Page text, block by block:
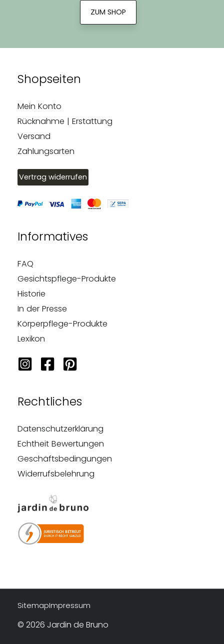
ZUM SHOP
Shopseiten
Mein Konto
Rücknahme | Erstattung
Versand
Zahlungsarten
Vertrag widerrufen
Informatives
FAQ
Gesichtspflege-Produkte
Historie
In der Presse
Körperpflege-Produkte
Lexikon
Rechtliches
Datenschutzerklärung
Echtheit Bewertungen
Geschäftsbedingungen
Widerrufsbelehrung
SitemapImpressum
© 2026 Jardin de Bruno